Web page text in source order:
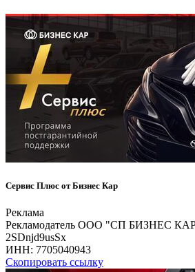
Сервис Плюс от Бизнес Кар
Реклама
Рекламодатель ООО "СП БИЗНЕС
2SDnjd9usSx
ИНН: 7705040943
Скопировать ссылку